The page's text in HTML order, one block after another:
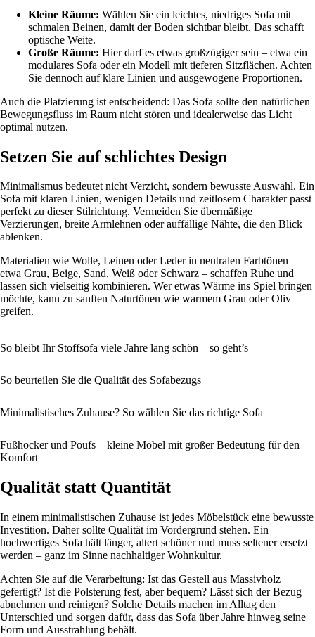
Kleine Räume: Wählen Sie ein leichtes, niedriges Sofa mit
schmalen Beinen, damit der Boden sichtbar bleibt. Das schafft
optische Weite.
Große Räume: Hier darf es etwas großzügiger sein – etwa ein
modulares Sofa oder ein Modell mit tieferen Sitzflächen. Achten
Sie dennoch auf klare Linien und ausgewogene Proportionen.
Auch die Platzierung ist entscheidend: Das Sofa sollte den natürlichen
Bewegungsfluss im Raum nicht stören und idealerweise das Licht
optimal nutzen.
Setzen Sie auf schlichtes Design
Minimalismus bedeutet nicht Verzicht, sondern bewusste Auswahl. Ein
Sofa mit klaren Linien, wenigen Details und zeitlosem Charakter passt
perfekt zu dieser Stilrichtung. Vermeiden Sie übermäßige
Verzierungen, breite Armlehnen oder auffällige Nähte, die den Blick
ablenken.
Materialien wie Wolle, Leinen oder Leder in neutralen Farbtönen –
etwa Grau, Beige, Sand, Weiß oder Schwarz – schaffen Ruhe und
lassen sich vielseitig kombinieren. Wer etwas Wärme ins Spiel bringen
möchte, kann zu sanften Naturtönen wie warmem Grau oder Oliv
greifen.
So bleibt Ihr Stoffsofa viele Jahre lang schön – so geht’s
So beurteilen Sie die Qualität des Sofabezugs
Minimalistisches Zuhause? So wählen Sie das richtige Sofa
Fußhocker und Poufs – kleine Möbel mit großer Bedeutung für den
Komfort
Qualität statt Quantität
In einem minimalistischen Zuhause ist jedes Möbelstück eine bewusste
Investition. Daher sollte Qualität im Vordergrund stehen. Ein
hochwertiges Sofa hält länger, altert schöner und muss seltener ersetzt
werden – ganz im Sinne nachhaltiger Wohnkultur.
Achten Sie auf die Verarbeitung: Ist das Gestell aus Massivholz
gefertigt? Ist die Polsterung fest, aber bequem? Lässt sich der Bezug
abnehmen und reinigen? Solche Details machen im Alltag den
Unterschied und sorgen dafür, dass das Sofa über Jahre hinweg seine
Form und Ausstrahlung behält.